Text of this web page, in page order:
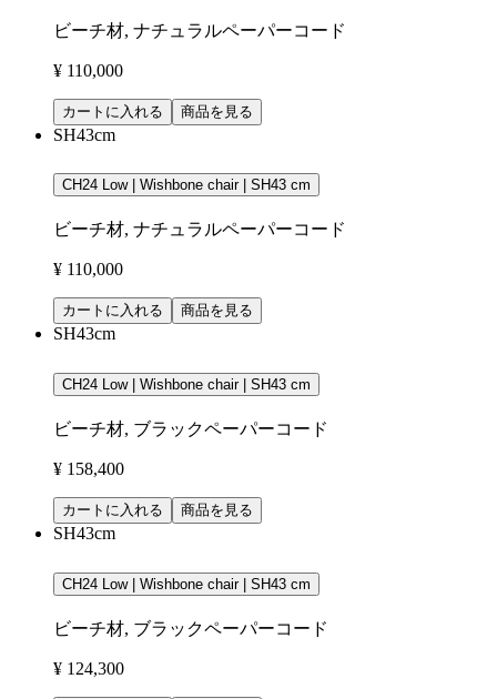
ビーチ材, ナチュラルペーパーコード
¥ 110,000
カートに入れる 商品を見る
SH43cm
CH24 Low | Wishbone chair | SH43 cm
ビーチ材, ナチュラルペーパーコード
¥ 110,000
カートに入れる 商品を見る
SH43cm
CH24 Low | Wishbone chair | SH43 cm
ビーチ材, ブラックペーパーコード
¥ 158,400
カートに入れる 商品を見る
SH43cm
CH24 Low | Wishbone chair | SH43 cm
ビーチ材, ブラックペーパーコード
¥ 124,300